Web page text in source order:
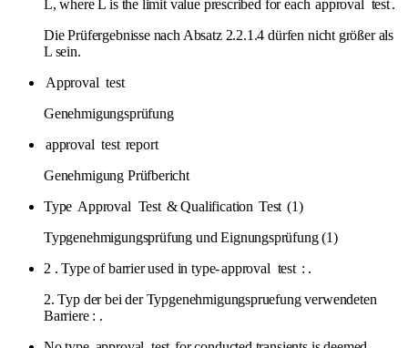
L, where L is the limit value prescribed for each approval test.
Die Prüfergebnisse nach Absatz 2.2.1.4 dürfen nicht größer als
L sein.
Approval test
Genehmigungsprüfung
approval test report
Genehmigung Prüfbericht
Type Approval Test & Qualification Test (1)
Typgenehmigungsprüfung und Eignungsprüfung (1)
2 . Type of barrier used in type-approval test : .
2. Typ der bei der Typgenehmigungspruefung verwendeten
Barriere : .